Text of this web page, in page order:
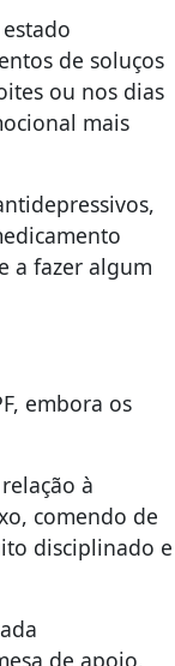
de soluços
ou nos dias
mais
a fazer algum
embora os
à
comendo de
disciplinado e
de apoio,